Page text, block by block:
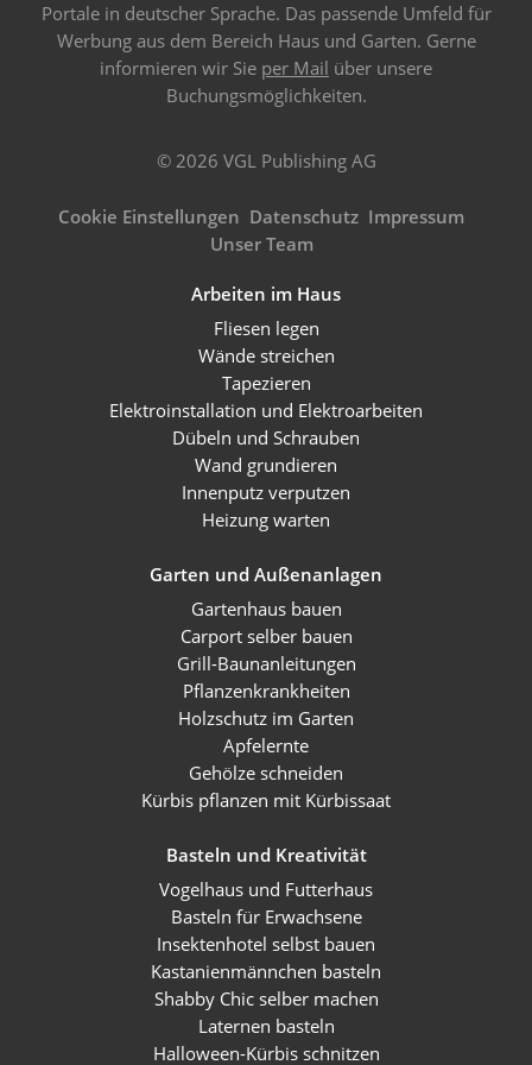
Portale in deutscher Sprache. Das passende Umfeld für
Werbung aus dem Bereich Haus und Garten. Gerne
informieren wir Sie per Mail über unsere
Buchungsmöglichkeiten.
© 2026 VGL Publishing AG
Cookie Einstellungen Datenschutz Impressum
Unser Team
Arbeiten im Haus
Fliesen legen
Wände streichen
Tapezieren
Elektroinstallation und Elektroarbeiten
Dübeln und Schrauben
Wand grundieren
Innenputz verputzen
Heizung warten
Garten und Außenanlagen
Gartenhaus bauen
Carport selber bauen
Grill-Baunanleitungen
Pflanzenkrankheiten
Holzschutz im Garten
Apfelernte
Gehölze schneiden
Kürbis pflanzen mit Kürbissaat
Basteln und Kreativität
Vogelhaus und Futterhaus
Basteln für Erwachsene
Insektenhotel selbst bauen
Kastanienmännchen basteln
Shabby Chic selber machen
Laternen basteln
Halloween-Kürbis schnitzen